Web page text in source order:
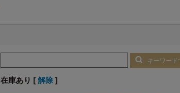
キーワード
在庫あり [ 解除]